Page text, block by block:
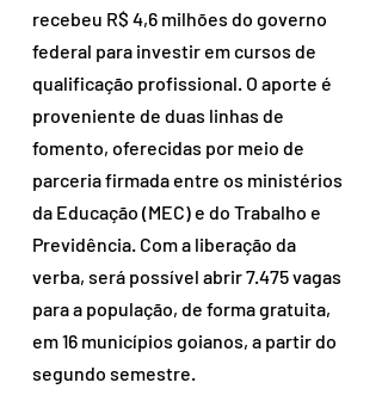
recebeu R$ 4,6 milhões do governo
federal para investir em cursos de
qualificação profissional. O aporte é
proveniente de duas linhas de
fomento, oferecidas por meio de
parceria firmada entre os ministérios
da Educação (MEC) e do Trabalho e
Previdência. Com a liberação da
verba, será possível abrir 7.475 vagas
para a população, de forma gratuita,
em 16 municípios goianos, a partir do
segundo semestre.